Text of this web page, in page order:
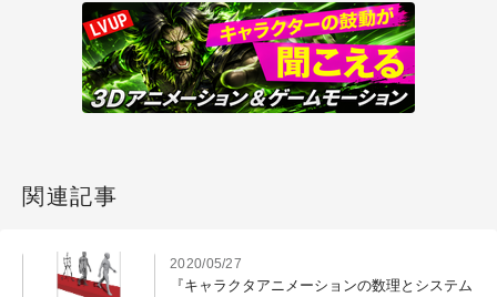
関連記事
2020/05/27
『キャラクタアニメーションの数理とシステム